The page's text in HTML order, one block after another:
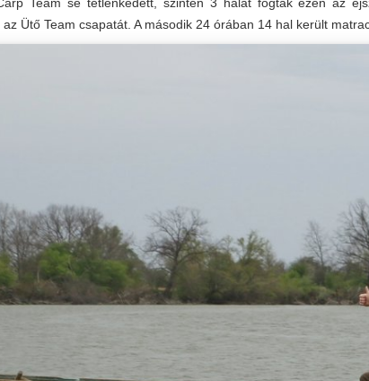
Ütő Team csapatát. A második 24 órában 14 hal került